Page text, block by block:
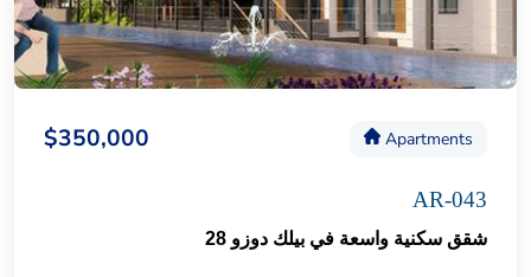
Apartments
$350,000
AR-043
شقق سكنية واسعة في بيلك دوزو 28